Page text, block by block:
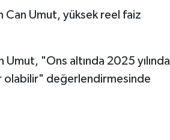
Can Umut, yüksek reel faiz
Umut, "Ons altında 2025 yılında
olabilir" değerlendirmesinde